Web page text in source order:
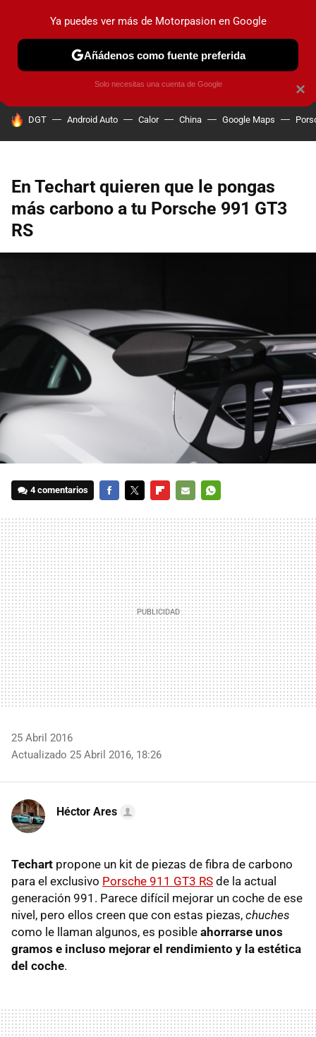
PRUEBAS COCHES ELÉCTRICOS OBSERVATORIO
HOY SE HABLA DE
DGT Android Auto Calor China Google Maps
En Techart quieren que le pongas
más carbono a tu Porsche 991 GT3
RS
4 comentarios
MAIL
25 Abril 2016
Actualizado 25 Abril 2016, 18:26
Héctor Ares
Techart propone un kit de piezas de fibra de carbono
para el exclusivo Porsche 911 GT3 RS de la actual
generación 991. Parece difícil mejorar un coche de ese
nivel, pero ellos creen que con estas piezas, chuches
como le llaman algunos, es posible ahorrarse unos
gramos e incluso mejorar el rendimiento y la estética
del coche.
×
Ya puedes ver más de Motorpasion en Google
Añádenos como fuente preferida
Solo necesitas una cuenta de Google